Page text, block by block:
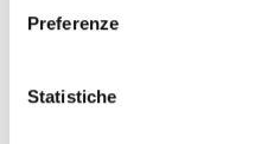
Preferenze
Statistiche